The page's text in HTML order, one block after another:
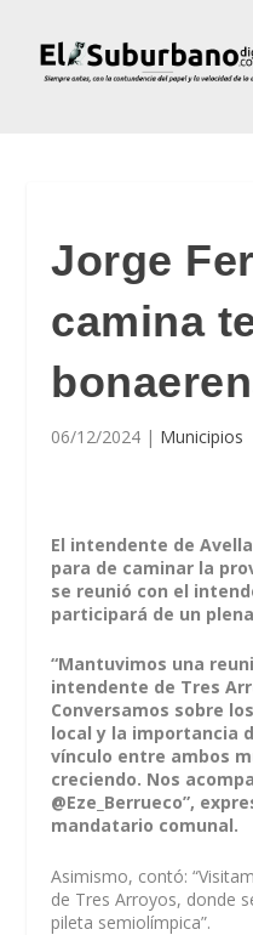
Jorge
camina
06/12/2024 | Municipios
El intendente de
para de caminar la
se reunió con el
participará de un
“Mantuvimos una
intendente de Tres
Conversamos sobre
local y la importancia
vínculo entre ambos
creciendo. Nos
@Eze_Berrueco”,
mandatario comunal.
Asimismo, contó:
de Tres Arroyos, donde
pileta semiolímpica”.